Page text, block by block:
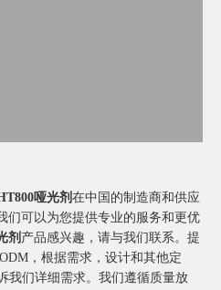
哑光剂 在中国的制造商和供应
们可以为您提供专业的服务和更优
剂 产品感兴趣，请与我们联系。提
，根据需求，设计和其他定
我们详细需求。我们遵循质量放